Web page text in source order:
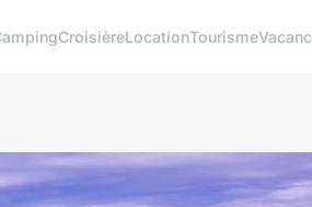
CroisièreLocationTourisme